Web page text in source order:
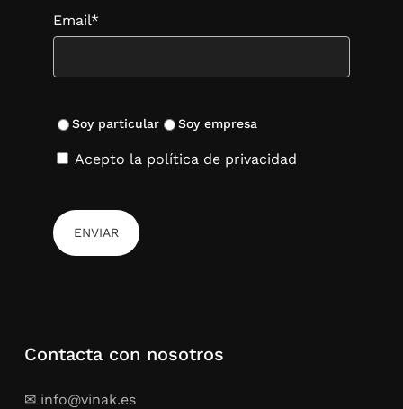
Email*
Soy particular Soy empresa
Acepto la política de privacidad
Contacta con nosotros
✉ info@vinak.es